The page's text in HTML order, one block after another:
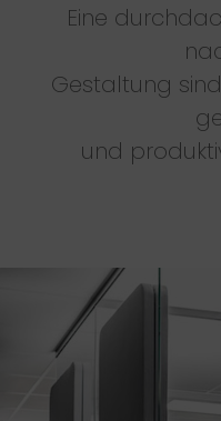
Eine
Gestaltung
und